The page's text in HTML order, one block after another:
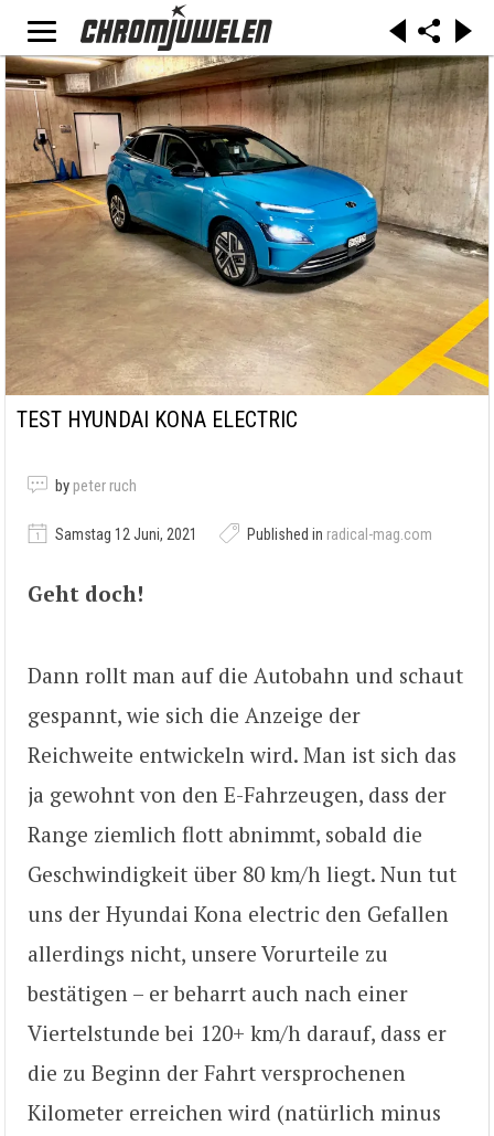
TEST HYUNDAI KONA ELECTRIC
by peter ruch
Samstag 12 Juni, 2021 Published in radical-mag.com
Geht doch!
Dann rollt man auf die Autobahn und schaut
gespannt, wie sich die Anzeige der
Reichweite entwickeln wird. Man ist sich das
ja gewohnt von den E-Fahrzeugen, dass der
Range ziemlich flott abnimmt, sobald die
Geschwindigkeit über 80 km/h liegt. Nun tut
uns der Hyundai Kona electric den Gefallen
allerdings nicht, unsere Vorurteile zu
bestätigen – er beharrt auch nach einer
Viertelstunde bei 120+ km/h darauf, dass er
die zu Beginn der Fahrt versprochenen
Kilometer erreichen wird (natürlich minus